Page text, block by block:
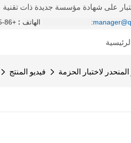
على شهادة مؤسسة جديدة ذات تقنية
الهاتف : +86-13602361535 البريد الإلكتروني:
فيديو المنتج المنحدر لاختبار الحزمة